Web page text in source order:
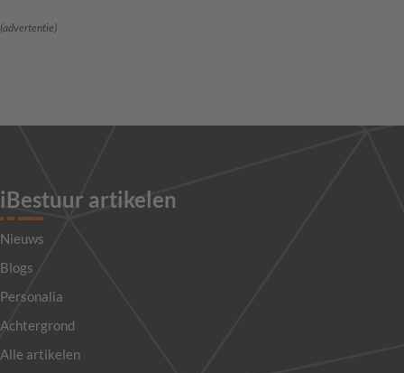
(advertentie)
iBestuur artikelen
Nieuws
Blogs
Personalia
Achtergrond
Alle artikelen